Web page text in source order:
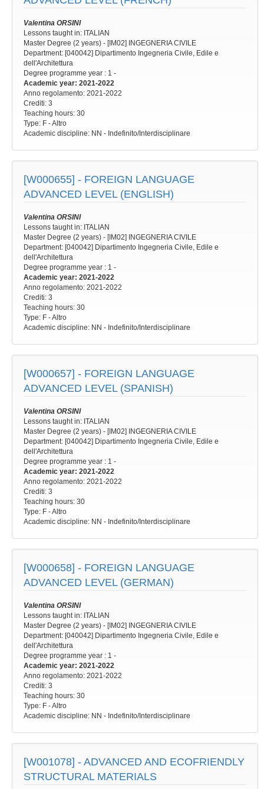
Valentina ORSINI
Lessons taught in: ITALIAN
Master Degree (2 years) - [IM02] INGEGNERIA CIVILE
Department: [040042] Dipartimento Ingegneria Civile, Edile e
dell'Architettura
Degree programme year : 1 -
Academic year: 2021-2022
Anno regolamento: 2021-2022
Crediti: 3
Teaching hours: 30
Type: F - Altro
Academic discipline: NN - Indefinito/Interdisciplinare
[W000655] - FOREIGN LANGUAGE
ADVANCED LEVEL (ENGLISH)
Valentina ORSINI
Lessons taught in: ITALIAN
Master Degree (2 years) - [IM02] INGEGNERIA CIVILE
Department: [040042] Dipartimento Ingegneria Civile, Edile e
dell'Architettura
Degree programme year : 1 -
Academic year: 2021-2022
Anno regolamento: 2021-2022
Crediti: 3
Teaching hours: 30
Type: F - Altro
Academic discipline: NN - Indefinito/Interdisciplinare
[W000657] - FOREIGN LANGUAGE
ADVANCED LEVEL (SPANISH)
Valentina ORSINI
Lessons taught in: ITALIAN
Master Degree (2 years) - [IM02] INGEGNERIA CIVILE
Department: [040042] Dipartimento Ingegneria Civile, Edile e
dell'Architettura
Degree programme year : 1 -
Academic year: 2021-2022
Anno regolamento: 2021-2022
Crediti: 3
Teaching hours: 30
Type: F - Altro
Academic discipline: NN - Indefinito/Interdisciplinare
[W000658] - FOREIGN LANGUAGE
ADVANCED LEVEL (GERMAN)
Valentina ORSINI
Lessons taught in: ITALIAN
Master Degree (2 years) - [IM02] INGEGNERIA CIVILE
Department: [040042] Dipartimento Ingegneria Civile, Edile e
dell'Architettura
Degree programme year : 1 -
Academic year: 2021-2022
Anno regolamento: 2021-2022
Crediti: 3
Teaching hours: 30
Type: F - Altro
Academic discipline: NN - Indefinito/Interdisciplinare
[W001078] - ADVANCED AND ECOFRIENDLY
STRUCTURAL MATERIALS